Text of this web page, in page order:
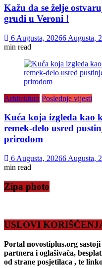
Kažu da se želje
grudi u Veroni !
6 Augusta, 20266 Augusta,
min read
Arhitektura Poslednje vijesti
Kuća koja izgleda kao
remek-delo usred
prirodom
6 Augusta, 20266 Augusta,
min read
Zipa photo
USLOVI
Portal novostiplus.org
partnera i oglašivača,
od strane posjetilaca , te